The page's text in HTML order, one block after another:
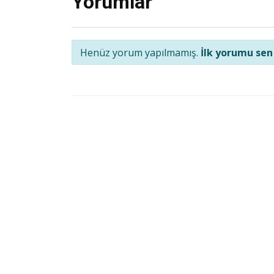
Henüz yorum yapılmamış. İlk yorumu